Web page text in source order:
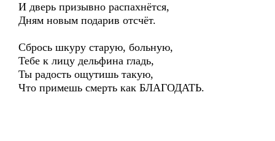
И дверь призывно распахнётся,
Дням новым подарив отсчёт.
Сбрось шкуру старую, больную,
Тебе к лицу дельфина гладь,
Ты радость ощутишь такую,
Что примешь смерть как БЛАГОДАТЬ.